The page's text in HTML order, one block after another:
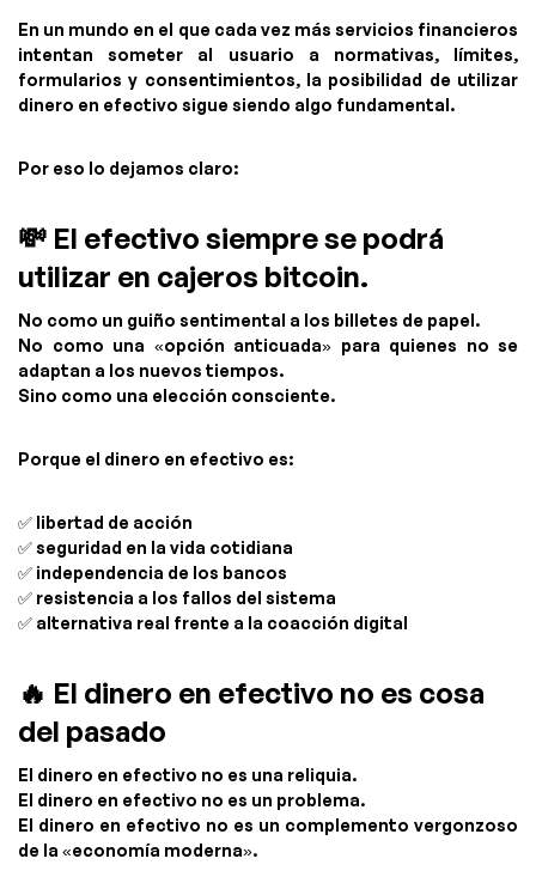
En un mundo en el que cada vez más servicios financieros
intentan someter al usuario a normativas, límites,
formularios y consentimientos, la posibilidad de utilizar
dinero en efectivo sigue siendo algo fundamental.
Por eso lo dejamos claro:
💸 El efectivo siempre se podrá
utilizar en cajeros bitcoin.
No como un guiño sentimental a los billetes de papel.
No como una «opción anticuada» para quienes no se
adaptan a los nuevos tiempos.
Sino como una elección consciente.
Porque el dinero en efectivo es:
✅ libertad de acción
✅ seguridad en la vida cotidiana
✅ independencia de los bancos
✅ resistencia a los fallos del sistema
✅ alternativa real frente a la coacción digital
🔥 El dinero en efectivo no es cosa
del pasado
El dinero en efectivo no es una reliquia.
El dinero en efectivo no es un problema.
El dinero en efectivo no es un complemento vergonzoso
de la «economía moderna».